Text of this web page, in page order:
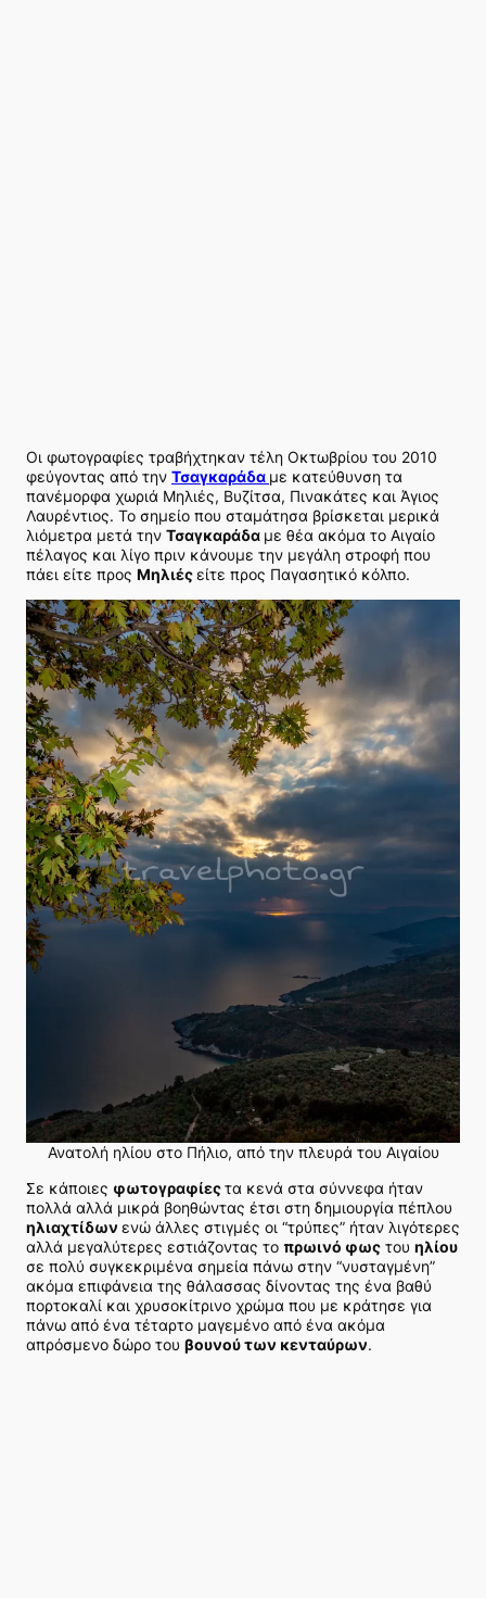
Οι φωτογραφίες τραβήχτηκαν τέλη Οκτωβρίου του 2010
φεύγοντας από την Τσαγκαράδα με κατεύθυνση τα
πανέμορφα χωριά Μηλιές, Βυζίτσα, Πινακάτες και Άγιος
Λαυρέντιος. Το σημείο που σταμάτησα βρίσκεται μερικά
λιόμετρα μετά την Τσαγκαράδα με θέα ακόμα το Αιγαίο
πέλαγος και λίγο πριν κάνουμε την μεγάλη στροφή που
πάει είτε προς Μηλιέςείτε προς Παγασητικό κόλπο.
Ανατολή ηλίου στο Πήλιο, από την πλευρά του Αιγαίου
Σε κάποιες φωτογραφίεςτα κενά στα σύννεφα ήταν
πολλά αλλά μικρά βοηθώντας έτσι στη δημιουργία πέπλου
ηλιαχτίδων ενώ άλλες στιγμές οι “τρύπες” ήταν λιγότερες
αλλά μεγαλύτερες εστιάζοντας το πρωινό φως του ηλίου
σε πολύ συγκεκριμένα σημεία πάνω στην “νυσταγμένη”
ακόμα επιφάνεια της θάλασσας δίνοντας της ένα βαθύ
πορτοκαλί και χρυσοκίτρινο χρώμα που με κράτησε για
πάνω από ένα τέταρτο μαγεμένο από ένα ακόμα
απρόσμενο δώρο του βουνού των κενταύρων.